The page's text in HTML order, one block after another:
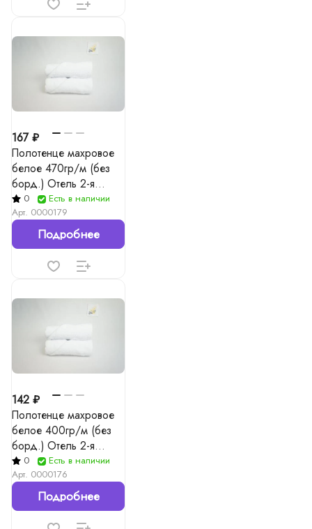
167 ₽
Полотенце махровое
белое 470гр/м (без
борд.) Отель 2-я
нитка, 2-я строчка
0
Есть в наличии
Арт. 0000179
Подробнее
142 ₽
Полотенце махровое
белое 400гр/м (без
борд.) Отель 2-я
нитка, 2-я строчка
0
Есть в наличии
Арт. 0000176
Подробнее